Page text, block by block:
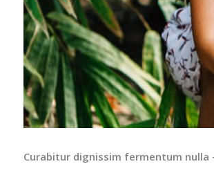
Curabitur dignissim fermentum nulla